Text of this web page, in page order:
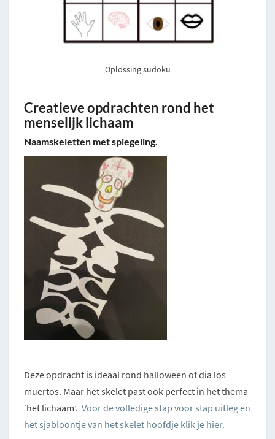
Oplossing sudoku
Creatieve opdrachten rond het
menselijk lichaam
Naamskeletten met spiegeling.
Deze opdracht is ideaal rond halloween of dia los
muertos. Maar het skelet past ook perfect in het thema
‘het lichaam’. Voor de volledige stap voor stap uitleg en
het sjabloontje van het skelet hoofdje klik je hier.